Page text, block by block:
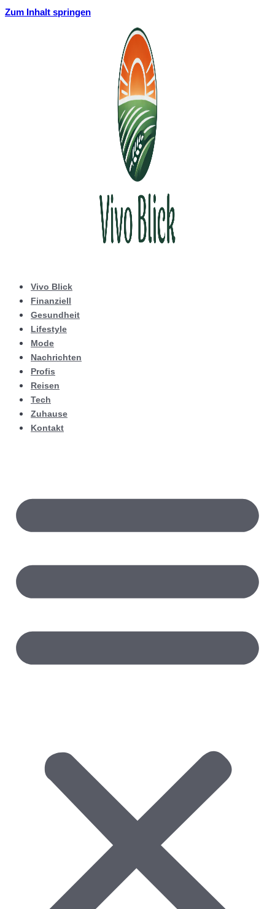
Zum Inhalt springen
Vivo Blick
Finanziell
Gesundheit
Lifestyle
Mode
Nachrichten
Profis
Reisen
Tech
Zuhause
Kontakt